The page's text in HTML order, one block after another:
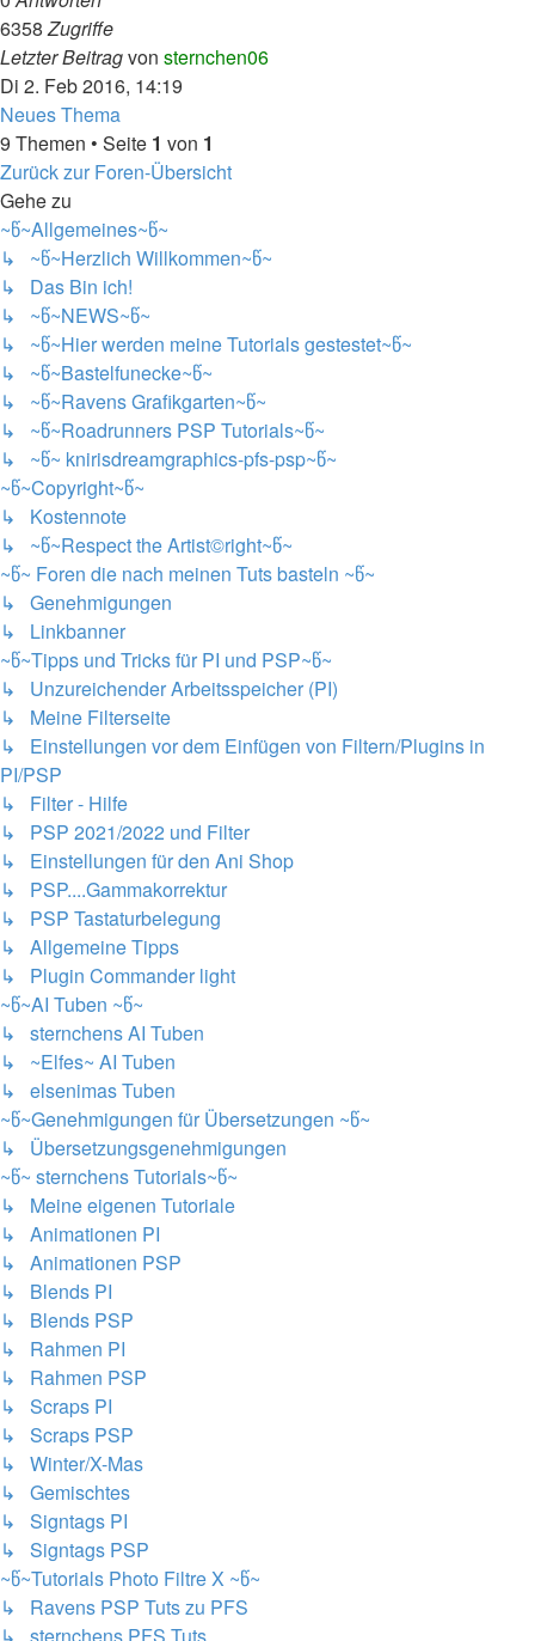
6358Zugriffe
Letzter Beitragvon sternchen06
Di 2. Feb 2016, 14:19
Neues Thema
9 Themen • Seite 1 von 1
Zurück zur Foren-Übersicht
Gehe zu
~წ~Allgemeines~წ~
↳ ~წ~Herzlich Willkommen~წ~
↳ Das Bin ich!
↳ ~წ~NEWS~წ~
↳ ~წ~Hier werden meine Tutorials gestestet~წ~
↳ ~წ~Bastelfunecke~წ~
↳ ~წ~Ravens Grafikgarten~წ~
↳ ~წ~Roadrunners PSP Tutorials~წ~
↳ ~წ~ knirisdreamgraphics-pfs-psp~წ~
~წ~Copyright~წ~
↳ Kostennote
↳ ~წ~Respect the Artist©right~წ~
~წ~ Foren die nach meinen Tuts basteln ~წ~
↳ Genehmigungen
↳ Linkbanner
~წ~Tipps und Tricks für PI und PSP~წ~
↳ Unzureichender Arbeitsspeicher (PI)
↳ Meine Filterseite
↳ Einstellungen vor dem Einfügen von Filtern/Plugins in
PI/PSP
↳ Filter - Hilfe
↳ PSP 2021/2022 und Filter
↳ Einstellungen für den Ani Shop
↳ PSP....Gammakorrektur
↳ PSP Tastaturbelegung
↳ Allgemeine Tipps
↳ Plugin Commander light
~წ~AI Tuben ~წ~
↳ sternchens AI Tuben
↳ ~Elfes~ AI Tuben
↳ elsenimas Tuben
~წ~Genehmigungen für Übersetzungen ~წ~
↳ Übersetzungsgenehmigungen
~წ~ sternchens Tutorials~წ~
↳ Meine eigenen Tutoriale
↳ Animationen PI
↳ Animationen PSP
↳ Blends PI
↳ Blends PSP
↳ Rahmen PI
↳ Rahmen PSP
↳ Scraps PI
↳ Scraps PSP
↳ Winter/X-Mas
↳ Gemischtes
↳ Signtags PI
↳ Signtags PSP
~წ~Tutorials Photo Filtre X ~წ~
↳ Ravens PSP Tuts zu PFS